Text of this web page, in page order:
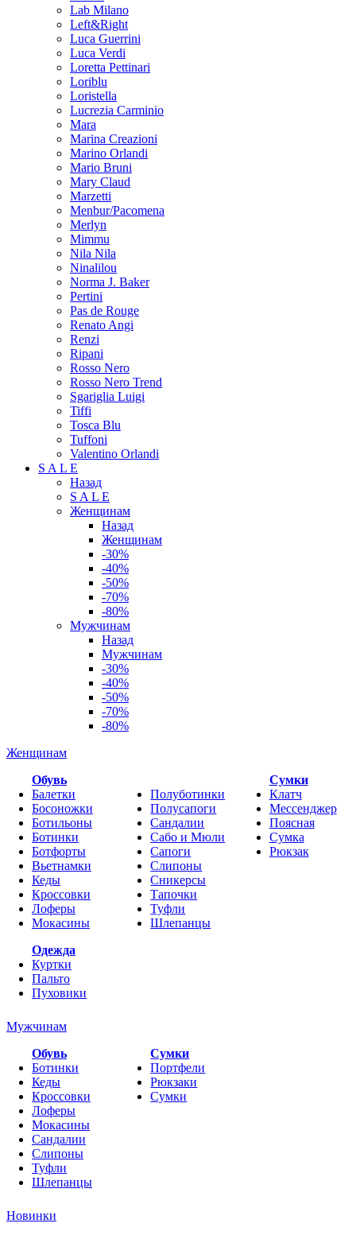
Lab Milano
Left&Right
Luca Guerrini
Luca Verdi
Loretta Pettinari
Loriblu
Loristella
Lucrezia Carminio
Mara
Marina Creazioni
Marino Orlandi
Mario Bruni
Mary Claud
Marzetti
Menbur/Pacomena
Merlyn
Mimmu
Nila Nila
Ninalilou
Norma J. Baker
Pertini
Pas de Rouge
Renato Angi
Renzi
Ripani
Rosso Nero
Rosso Nero Trend
Sgariglia Luigi
Tiffi
Tosca Blu
Tuffoni
Valentino Orlandi
S A L E
Назад
S A L E
Женщинам
Назад
Женщинам
-30%
-40%
-50%
-70%
-80%
Мужчинам
Назад
Мужчинам
-30%
-40%
-50%
-70%
-80%
Женщинам
Обувь
Балетки
Босоножки
Ботильоны
Ботинки
Ботфорты
Вьетнамки
Кеды
Кроссовки
Лоферы
Мокасины
Полуботинки
Полусапоги
Сандалии
Сабо и Мюли
Сапоги
Слипоны
Сникерсы
Тапочки
Туфли
Шлепанцы
Cумки
Клатч
Мессенджер
Поясная
Сумка
Рюкзак
Одежда
Куртки
Пальто
Пуховики
Мужчинам
Обувь
Ботинки
Кеды
Кроссовки
Лоферы
Мокасины
Сандалии
Слипоны
Туфли
Шлепанцы
Сумки
Портфели
Рюкзаки
Сумки
Новинки